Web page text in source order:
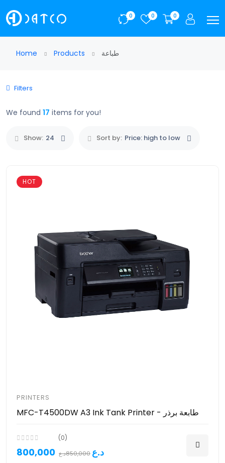
0 0 0
Home Products طباعة
Filters
We found 17 items for you!
Show: 24 Sort by: Price: high to low
HOT
PRINTERS
MFC-T4500DW A3 Ink Tank Printer - طابعة برذر
(0)
800,000د.ع 850,000د.ع